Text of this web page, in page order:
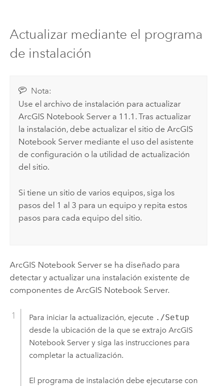
Actualizar mediante el programa
de instalación
Nota:
Use el archivo de instalación para actualizar
ArcGIS Notebook Server a 11.1 . Tras actualizar
la instalación, debe actualizar el sitio deArcGIS
Notebook Server mediante el uso del asistente
de configuración o la utilidad de actualización
del sitio.
Si tiene un sitio de varios equipos, siga los
pasos del 1 al 3 para un equipo y repita estos
pasos para cada equipo del sitio.
ArcGIS Notebook Serverse ha diseñado para
detectar y actualizar una instalación existente de
componentes de ArcGIS Notebook Server.
Para iniciar la actualización, ejecute ./Setup
desde la ubicación de la que se extrajo ArcGIS
Notebook Servery siga las instrucciones para
completar la actualización.
El programa de instalación debe ejecutarse con